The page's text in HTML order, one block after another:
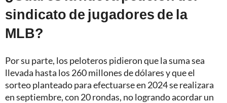
sindicato de jugadores de la
MLB?
Por su parte, los peloteros pidieron que la suma sea
llevada hasta los 260 millones de dólares y que el
sorteo planteado para efectuarse en 2024 se realizara
en septiembre, con 20 rondas, no logrando acordar un